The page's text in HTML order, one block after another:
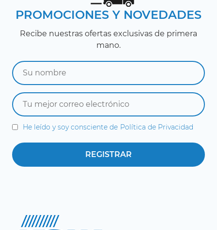
PROMOCIONES Y NOVEDADES
Recibe nuestras ofertas exclusivas de primera
mano.
He leído y soy consciente de Política de Privacidad